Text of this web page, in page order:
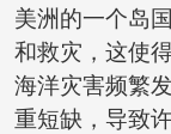
美洲的一个岛
和救灾，这使
海洋灾害频繁
重短缺，导致